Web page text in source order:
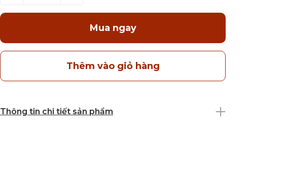
Mua ngay
Thêm vào giỏ hàng
Thông tin chi tiết sản phẩm